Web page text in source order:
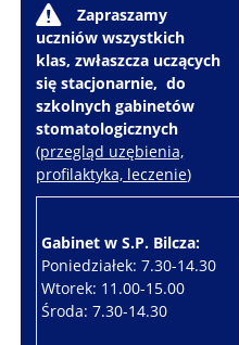
W
Zapraszamy
uczniów wszystkich
klas, zwłaszcza uczących
się stacjonarnie, do
szkolnych gabinetów
stomatologicznych
(przegląd uzębienia,
profilaktyka, leczenie)
Gabinet w S.P. Bilcza:
Poniedziałek: 7.30-14.30
Wtorek: 11.00-15.00
Środa: 7.30-14.30